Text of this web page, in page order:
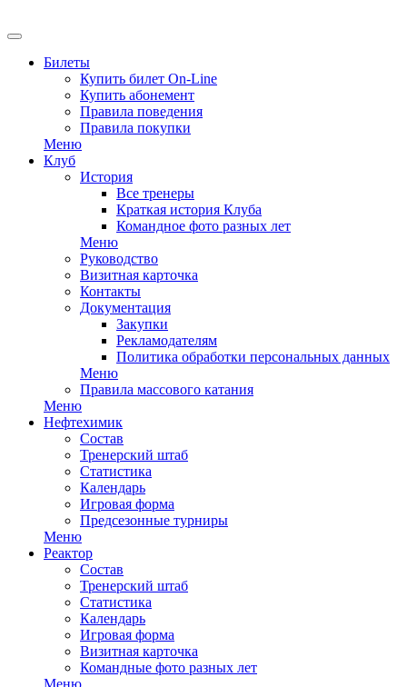
Билеты
Купить билет On-Line
Купить абонемент
Правила поведения
Правила покупки
Меню
Клуб
История
Все тренеры
Краткая история Клуба
Командное фото разных лет
Меню
Руководство
Визитная карточка
Контакты
Документация
Закупки
Рекламодателям
Политика обработки персональных данных
Меню
Правила массового катания
Меню
Нефтехимик
Состав
Тренерский штаб
Статистика
Календарь
Игровая форма
Предсезонные турниры
Меню
Реактор
Состав
Тренерский штаб
Статистика
Календарь
Игровая форма
Визитная карточка
Командные фото разных лет
Меню